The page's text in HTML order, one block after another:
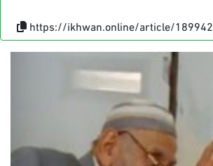
https://ikhwan.online/article/189942